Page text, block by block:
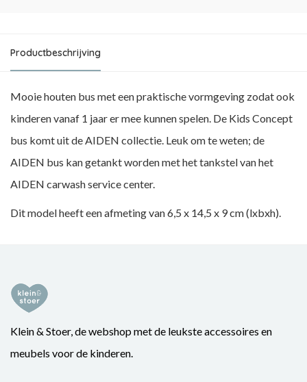
Productbeschrijving
Mooie houten bus met een praktische vormgeving zodat ook
kinderen vanaf 1 jaar er mee kunnen spelen. De Kids Concept
bus komt uit de AIDEN collectie. Leuk om te weten; de
AIDEN bus kan getankt worden met het tankstel van het
AIDEN carwash service center.
Dit model heeft een afmeting van 6,5 x 14,5 x 9 cm (lxbxh).
Klein & Stoer, de webshop met de leukste accessoires en
meubels voor de kinderen.